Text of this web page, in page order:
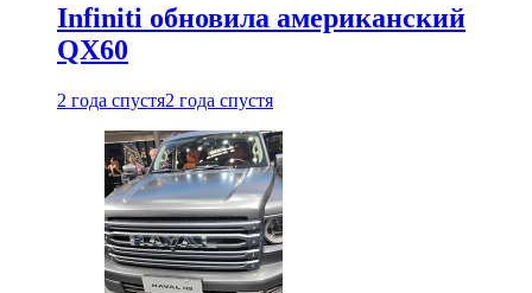
Infiniti обновила американский
QX60
2 года спустя2 года спустя